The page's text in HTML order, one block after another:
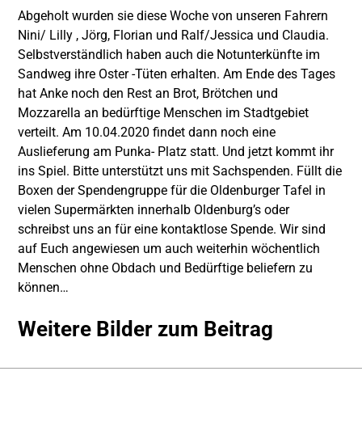
Abgeholt wurden sie diese Woche von unseren Fahrern
Nini/ Lilly , Jörg, Florian und Ralf/Jessica und Claudia.
Selbstverständlich haben auch die Notunterkünfte im
Sandweg ihre Oster -Tüten erhalten. Am Ende des Tages
hat Anke noch den Rest an Brot, Brötchen und
Mozzarella an bedürftige Menschen im Stadtgebiet
verteilt. Am 10.04.2020 findet dann noch eine
Auslieferung am Punka- Platz statt. Und jetzt kommt ihr
ins Spiel. Bitte unterstützt uns mit Sachspenden. Füllt die
Boxen der Spendengruppe für die Oldenburger Tafel in
vielen Supermärkten innerhalb Oldenburg’s oder
schreibst uns an für eine kontaktlose Spende. Wir sind
auf Euch angewiesen um auch weiterhin wöchentlich
Menschen ohne Obdach und Bedürftige beliefern zu
können…
Weitere Bilder zum Beitrag